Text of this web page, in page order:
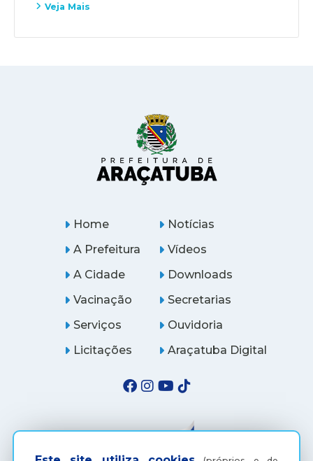
Veja Mais
Home
A Prefeitura
A Cidade
Notícias
Vídeos
Downloads
Vacinação
Serviços
Licitações
Secretarias
Ouvidoria
Araçatuba Digital